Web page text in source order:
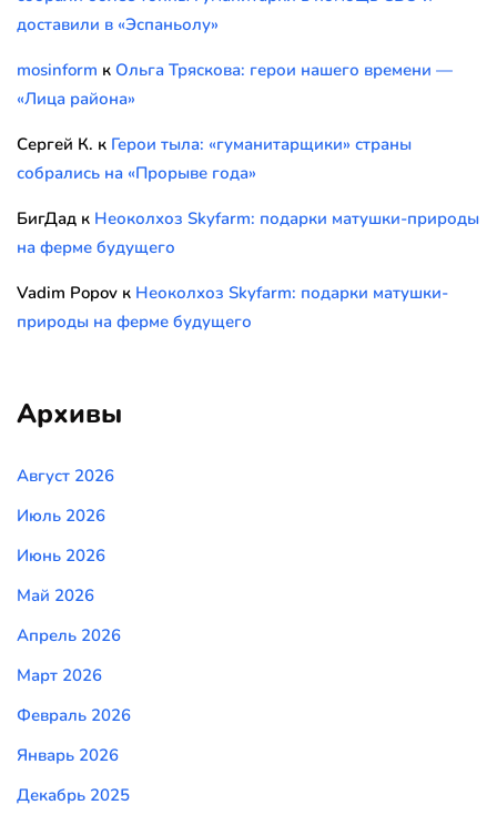
доставили в «Эспаньолу»
mosinform к Ольга Тряскова: герои нашего времени —
«Лица района»
Сергей К. к Герои тыла: «гуманитарщики» страны
собрались на «Прорыве года»
БигДад к Неоколхоз Skyfarm: подарки матушки-природы
на ферме будущего
Vadim Popov к Неоколхоз Skyfarm: подарки матушки-
природы на ферме будущего
Архивы
Август 2026
Июль 2026
Июнь 2026
Май 2026
Апрель 2026
Март 2026
Февраль 2026
Январь 2026
Декабрь 2025